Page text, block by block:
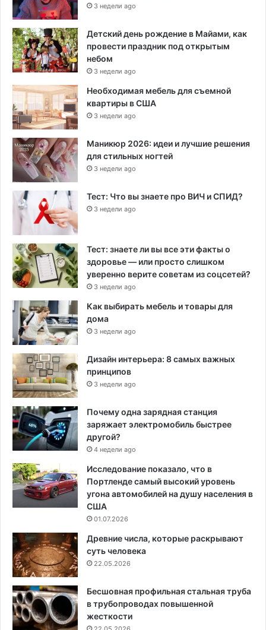
3 недели ago
Детский день рождение в Майами, как
провести праздник под открытым
небом
3 недели ago
Необходимая мебель для съемной
квартиры в США
3 недели ago
Маникюр 2026: идеи и лучшие решения
для стильных ногтей
3 недели ago
Тест: Что вы знаете про ВИЧ и СПИД?
3 недели ago
Тест: знаете ли вы все эти факты о
здоровье — или просто слишком
уверенно верите советам из соцсетей?
3 недели ago
Как выбирать мебель и товары для
дома
3 недели ago
Дизайн интерьера: 8 самых важных
принципов
3 недели ago
Почему одна зарядная станция
заряжает электромобиль быстрее
другой?
4 недели ago
Исследование показало, что в
Портленде самый высокий уровень
угона автомобилей на душу населения в
США
01.07.2026
Древние числа, которые раскрывают
суть человека
22.05.2026
Бесшовная профильная стальная труба
в трубопроводах повышенной
жесткости